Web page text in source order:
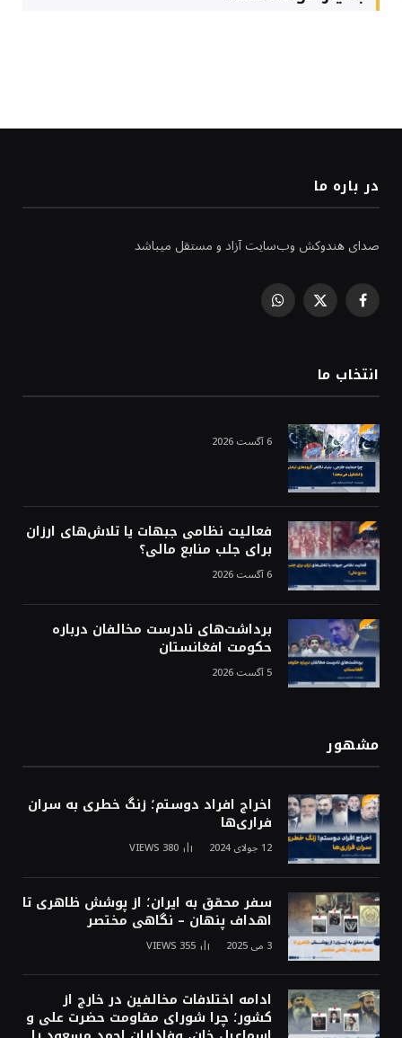
در باره ما
صدای هندوکش وب‌سایت آزاد و مستقل میباشد
Facebook
X
WhatsApp
انتخاب ما
6 آگست 2026
فعالیت نظامی جبهات یا تلاش‌های ارزان
برای جلب منابع مالی؟
6 آگست 2026
برداشت‌های نادرست مخالفان درباره
حکومت افغانستان
5 آگست 2026
مشهور
اخراج افراد دوستم؛ زنگ خطری به سران
فراری‌ها
12 جولای 2024 380
VIEWS
سفر محقق به ایران؛ از پوشش ظاهری تا
اهداف پنهان – نگاهی مختصر
3 می 2025 355
VIEWS
ادامه اختلافات مخالفین در خارج از
کشور؛ چرا شورای مقاومت حضرت علی و